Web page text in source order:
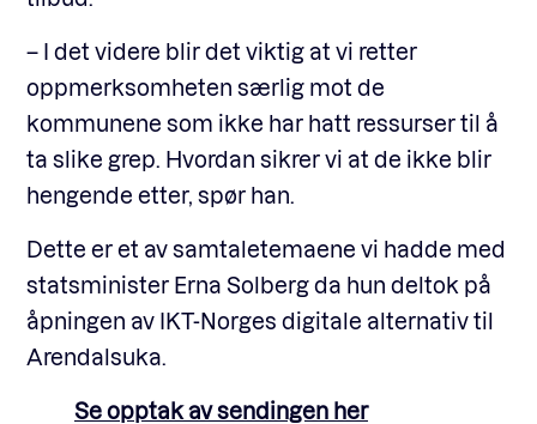
– I det videre blir det viktig at vi retter
oppmerksomheten særlig mot de
kommunene som ikke har hatt ressurser til å
ta slike grep. Hvordan sikrer vi at de ikke blir
hengende etter, spør han.
Dette er et av samtaletemaene vi hadde med
statsminister Erna Solberg da hun deltok på
åpningen av IKT-Norges digitale alternativ til
Arendalsuka.
Se opptak av sendingen her